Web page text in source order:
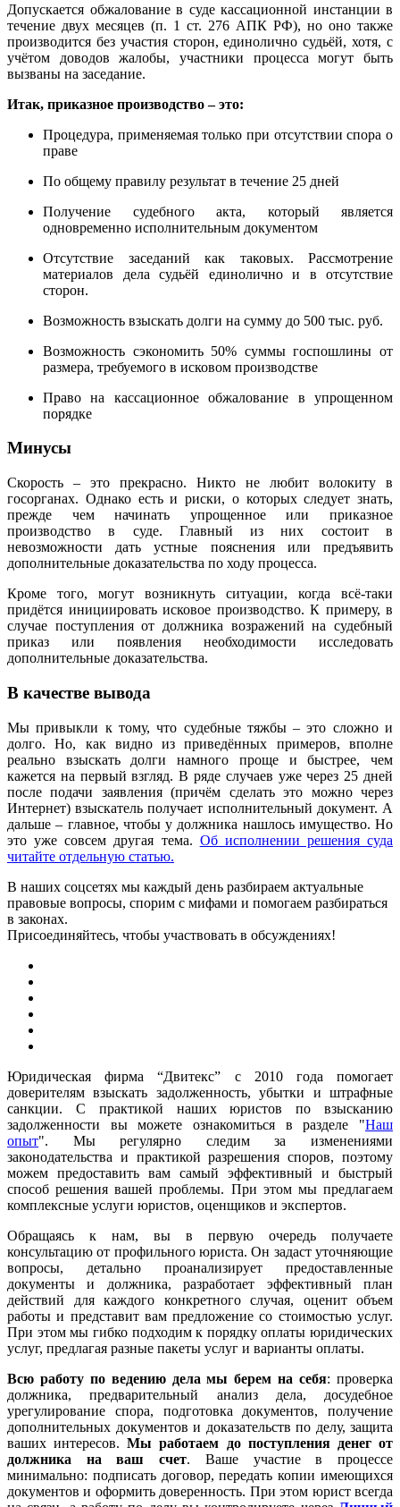
Допускается обжалование в суде кассационной инстанции в
течение двух месяцев (п. 1 ст. 276 АПК РФ), но оно также
производится без участия сторон, единолично судьёй, хотя, с
учётом доводов жалобы, участники процесса могут быть
вызваны на заседание.
Итак, приказное производство – это:
Процедура, применяемая только при отсутствии спора о
праве
По общему правилу результат в течение 25 дней
Получение судебного акта, который является
одновременно исполнительным документом
Отсутствие заседаний как таковых. Рассмотрение
материалов дела судьёй единолично и в отсутствие
сторон.
Возможность взыскать долги на сумму до 500 тыс. руб.
Возможность сэкономить 50% суммы госпошлины от
размера, требуемого в исковом производстве
Право на кассационное обжалование в упрощенном
порядке
Минусы
Скорость – это прекрасно. Никто не любит волокиту в
госорганах. Однако есть и риски, о которых следует знать,
прежде чем начинать упрощенное или приказное
производство в суде. Главный из них состоит в
невозможности дать устные пояснения или предъявить
дополнительные доказательства по ходу процесса.
Кроме того, могут возникнуть ситуации, когда всё-таки
придётся инициировать исковое производство. К примеру, в
случае поступления от должника возражений на судебный
приказ или появления необходимости исследовать
дополнительные доказательства.
В качестве вывода
Мы привыкли к тому, что судебные тяжбы – это сложно и
долго. Но, как видно из приведённых примеров, вполне
реально взыскать долги намного проще и быстрее, чем
кажется на первый взгляд. В ряде случаев уже через 25 дней
после подачи заявления (причём сделать это можно через
Интернет) взыскатель получает исполнительный документ. А
дальше – главное, чтобы у должника нашлось имущество. Но
это уже совсем другая тема. Об исполнении решения суда
читайте отдельную статью.
В наших соцсетях мы каждый день разбираем актуальные
правовые вопросы, спорим с мифами и помогаем разбираться
в законах.
Присоединяйтесь, чтобы участвовать в обсуждениях!
Юридическая фирма “Двитекс” с 2010 года помогает
доверителям взыскать задолженность, убытки и штрафные
санкции. С практикой наших юристов по взысканию
задолженности вы можете ознакомиться в разделе "Наш
опыт". Мы регулярно следим за изменениями
законодательства и практикой разрешения споров, поэтому
можем предоставить вам самый эффективный и быстрый
способ решения вашей проблемы. При этом мы предлагаем
комплексные услуги юристов, оценщиков и экспертов.
Обращаясь к нам, вы в первую очередь получаете
консультацию от профильного юриста. Он задаст уточняющие
вопросы, детально проанализирует предоставленные
документы и должника, разработает эффективный план
действий для каждого конкретного случая, оценит объем
работы и представит вам предложение со стоимостью услуг.
При этом мы гибко подходим к порядку оплаты юридических
услуг, предлагая разные пакеты услуг и варианты оплаты.
Всю работу по ведению дела мы берем на себя: проверка
должника, предварительный анализ дела, досудебное
урегулирование спора, подготовка документов, получение
дополнительных документов и доказательств по делу, защита
ваших интересов.Мы работаем до поступления денег от
должника на ваш счет. Ваше участие в процессе
минимально: подписать договор, передать копии имеющихся
документов и оформить доверенность. При этом юрист всегда